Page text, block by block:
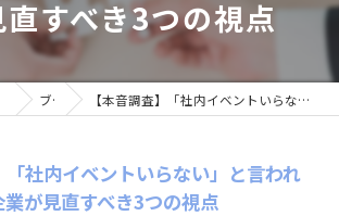
直すべき3つの視点
ブログ 【本音調査】「社内イベントいらない」と言われる理由と、企業が見直すべき3つの視点
「社内イベントいらない」と言われ
業が見直すべき3つの視点